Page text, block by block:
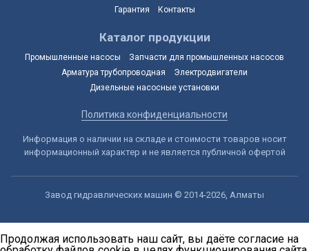
Гарантия
Контакты
Каталог продукции
Промышленные насосы
Запчасти для промышленных насосов
Арматура трубопроводная
Электродвигатели
Дизельные насосные установки
Политика конфиденциальности
Информация о наличии на складе и стоимости товаров носит
информационный характер и не является публичной офертой
Завод гидравлических машин © 2014-2026, Алматы
Продолжая использовать наш сайт, вы даёте согласие на